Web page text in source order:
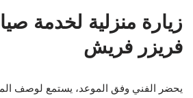
زيارة منزلية لخدمة
فريزر فريش
يحضر الفني وفق الموعد، يستمع لوصف